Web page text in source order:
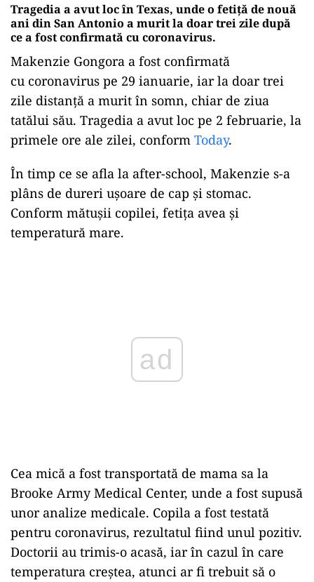
Tragedia a avut loc în Texas, unde o fetiță de nouă
ani din San Antonio a murit la doar trei zile după
ce a fost confirmată cu coronavirus.
Makenzie Gongora a fost confirmată
cu coronavirus pe 29 ianuarie, iar la doar trei
zile distanță a murit în somn, chiar de ziua
tatălui său. Tragedia a avut loc pe 2 februarie, la
primele ore ale zilei, conform Today.
În timp ce se afla la after-school, Makenzie s-a
plâns de dureri ușoare de cap și stomac.
Conform mătușii copilei, fetița avea și
temperatură mare.
ad
Cea mică a fost transportată de mama sa la
Brooke Army Medical Center, unde a fost supusă
unor analize medicale. Copila a fost testată
pentru coronavirus, rezultatul fiind unul pozitiv.
Doctorii au trimis-o acasă, iar în cazul în care
temperatura creștea, atunci ar fi trebuit să o